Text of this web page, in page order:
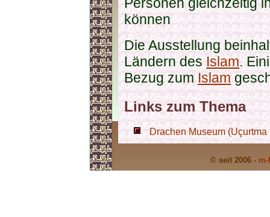
können
Die Ausstellung
Ländern desIslam.
Bezug zumIslam
Links zum Thema
Drachen Museum
© seit 2006 -